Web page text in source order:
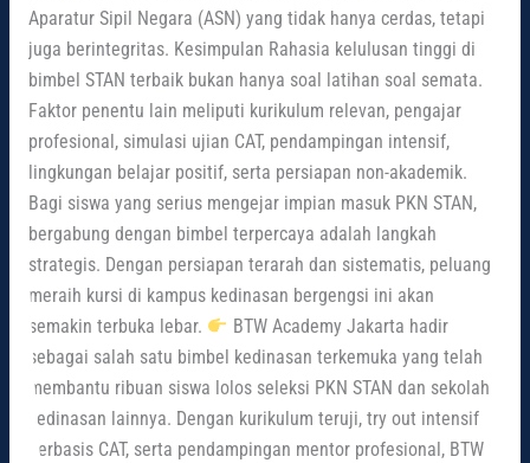
Aparatur Sipil Negara (ASN) yang tidak hanya cerdas, tetapi
juga berintegritas. Kesimpulan Rahasia kelulusan tinggi di
bimbel STAN terbaik bukan hanya soal latihan soal semata.
Faktor penentu lain meliputi kurikulum relevan, pengajar
profesional, simulasi ujian CAT, pendampingan intensif,
lingkungan belajar positif, serta persiapan non-akademik.
Bagi siswa yang serius mengejar impian masuk PKN STAN,
bergabung dengan bimbel terpercaya adalah langkah
strategis. Dengan persiapan terarah dan sistematis, peluang
meraih kursi di kampus kedinasan bergengsi ini akan
semakin terbuka lebar.
BTW Academy Jakarta hadir
sebagai salah satu bimbel kedinasan terkemuka yang telah
membantu ribuan siswa lolos seleksi PKN STAN dan sekolah
kedinasan lainnya. Dengan kurikulum teruji, try out intensif
berbasis CAT, serta pendampingan mentor profesional, BTW